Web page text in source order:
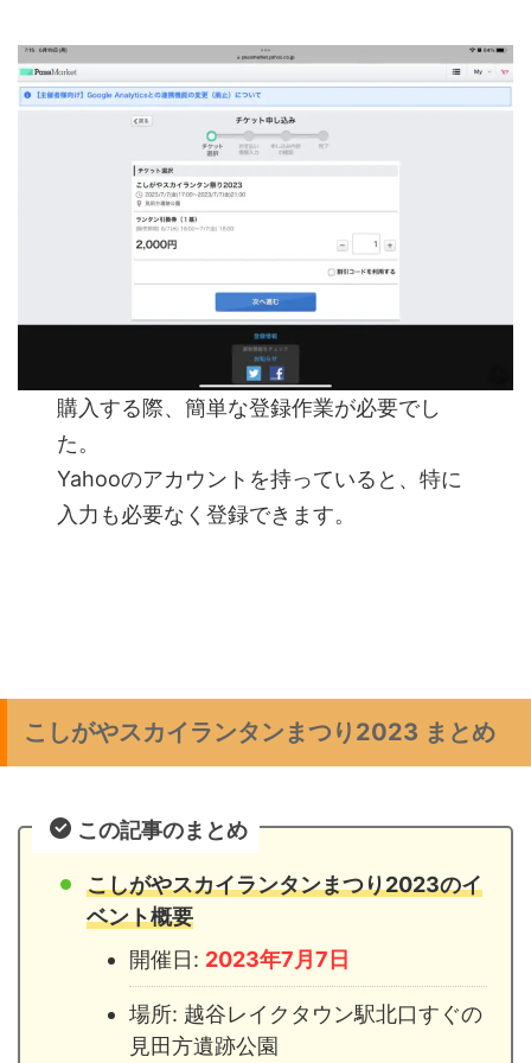
購入する際、簡単な登録作業が必要でし
た。
Yahooのアカウントを持っていると、特に
入力も必要なく登録できます。
こしがやスカイランタンまつり2023 まとめ
この記事のまとめ
こしがやスカイランタンまつり2023のイ
ベント概要
開催日: 2023年7月7日
場所: 越谷レイクタウン駅北口すぐの
見田方遺跡公園